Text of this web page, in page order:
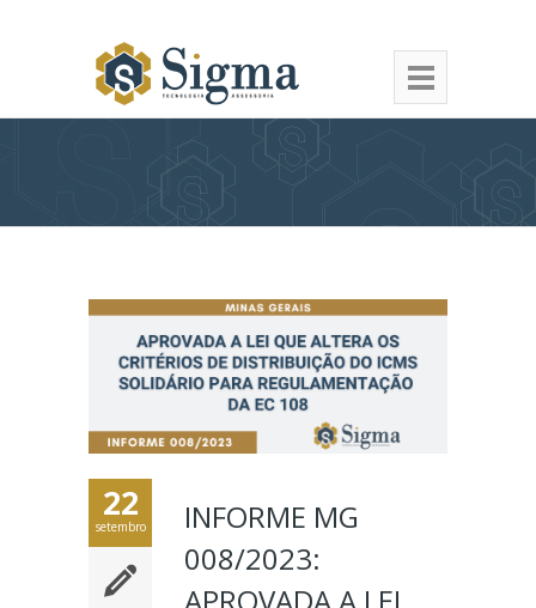
22
setembro
INFORME MG
008/2023: